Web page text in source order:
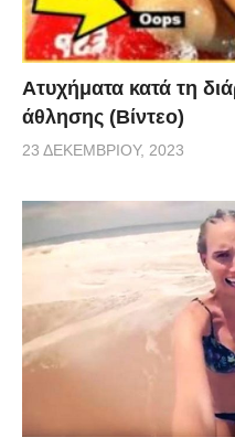
Aτυχήματα κατά τη
άθλησης (Βίντεο)
23 ΔΕΚΕΜΒΡΊΟΥ, 2023